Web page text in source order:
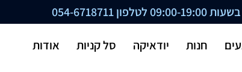
לטלפון 054-6718711
חנות יודאיקה סל קניות
אודות